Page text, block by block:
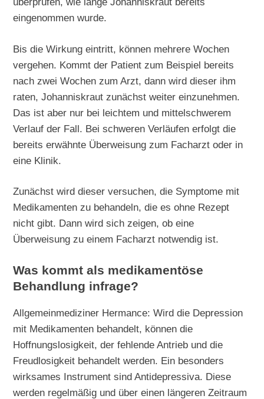
eingenommen wurde.
Bis die Wirkung eintritt, können mehrere Wochen
vergehen. Kommt der Patient zum Beispiel bereits
nach zwei Wochen zum Arzt, dann wird dieser ihm
raten, Johanniskraut zunächst weiter einzunehmen.
Das ist aber nur bei leichtem und mittelschwerem
Verlauf der Fall. Bei schweren Verläufen erfolgt die
bereits erwähnte Überweisung zum Facharzt oder in
eine Klinik.
Zunächst wird dieser versuchen, die Symptome mit
Medikamenten zu behandeln, die es ohne Rezept
nicht gibt. Dann wird sich zeigen, ob eine
Überweisung zu einem Facharzt notwendig ist.
Was kommt als medikamentöse
Behandlung infrage?
Allgemeinmediziner Hermance: Wird die Depression
mit Medikamenten behandelt, können die
Hoffnungslosigkeit, der fehlende Antrieb und die
Freudlosigkeit behandelt werden. Ein besonders
wirksames Instrument sind Antidepressiva. Diese
werden regelmäßig und über einen längeren Zeitraum